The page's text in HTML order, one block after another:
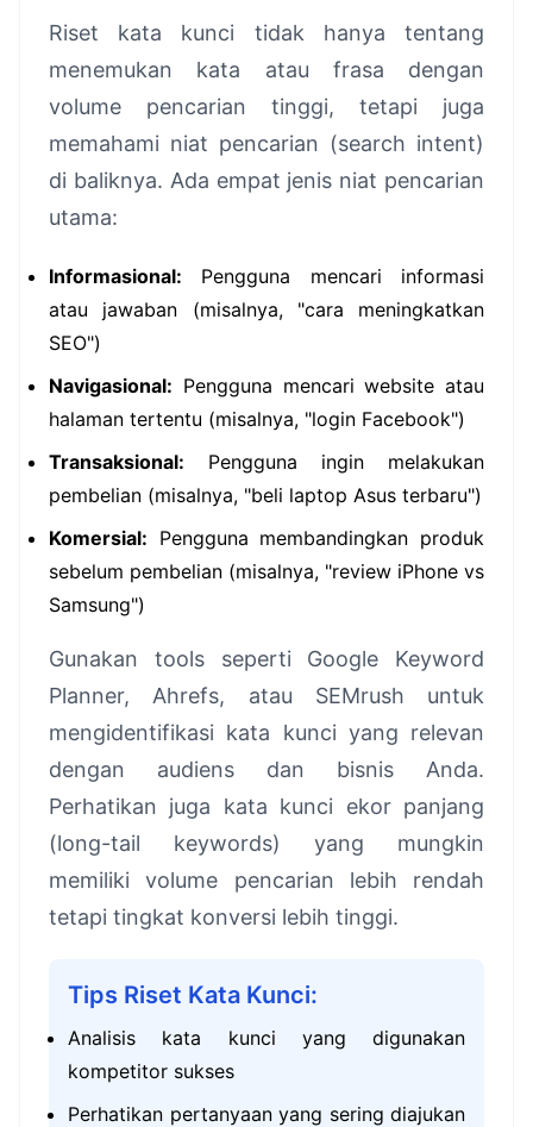
Riset kata kunci tidak hanya tentang
menemukan kata atau frasa dengan
volume pencarian tinggi, tetapi juga
memahami niat pencarian (search intent)
di baliknya. Ada empat jenis niat pencarian
utama:
Informasional: Pengguna mencari informasi
atau jawaban (misalnya, "cara meningkatkan
SEO")
Navigasional: Pengguna mencari website atau
halaman tertentu (misalnya, "login Facebook")
Transaksional: Pengguna ingin melakukan
pembelian (misalnya, "beli laptop Asus terbaru")
Komersial: Pengguna membandingkan produk
sebelum pembelian (misalnya, "review iPhone vs
Samsung")
Gunakan tools seperti Google Keyword
Planner, Ahrefs, atau SEMrush untuk
mengidentifikasi kata kunci yang relevan
dengan audiens dan bisnis Anda.
Perhatikan juga kata kunci ekor panjang
(long-tail keywords) yang mungkin
memiliki volume pencarian lebih rendah
tetapi tingkat konversi lebih tinggi.
Tips Riset Kata Kunci:
Analisis kata kunci yang digunakan
kompetitor sukses
Perhatikan pertanyaan yang sering diajukan